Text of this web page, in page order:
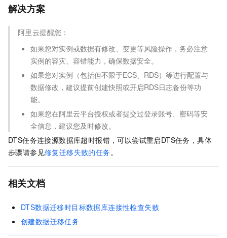
解决方案
阿里云提醒您：
如果您对实例或数据有修改、变更等风险操作，务必注意
实例的容灾、容错能力，确保数据安全。
如果您对实例（包括但不限于ECS、RDS）等进行配置与
数据修改，建议提前创建快照或开启RDS日志备份等功
能。
如果您在阿里云平台授权或者提交过登录账号、密码等安
全信息，建议您及时修改。
DTS任务连接源数据库超时报错，可以尝试重启DTS任务，具体
步骤请参见修复迁移失败的任务。
相关文档
DTS数据迁移时目标数据库连接性检查失败
创建数据迁移任务